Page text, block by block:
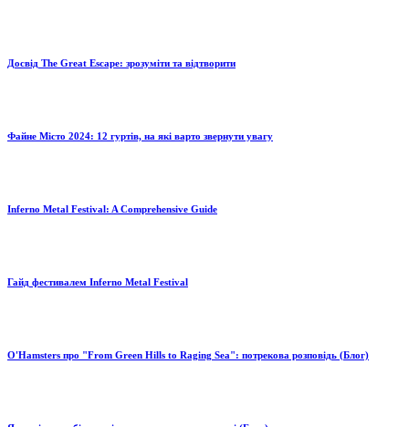
Досвід The Great Escape: зрозуміти та відтворити
Файне Місто 2024: 12 гуртів, на які варто звернути увагу
Inferno Metal Festival: A Comprehensive Guide
Гайд фестивалем Inferno Metal Festival
O'Hamsters про "From Green Hills to Raging Sea": потрекова розповідь (Блог)